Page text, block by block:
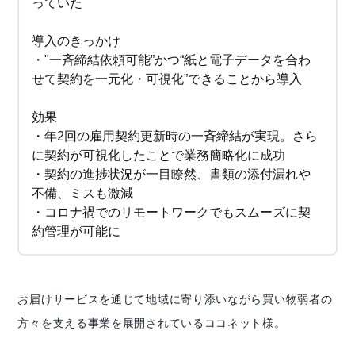
導入のきっかけ
・"一斉締結依頼可能”かつ“紙と電子データを合わ
せて契約を一元化・可視化”できることから導入
効果
・年2回の雇用契約更新時の一斉締結が実現。さら
に契約が可視化したことで業務簡略化に成功
・契約の進捗状況が一目瞭然、書類の添付漏れや
不備、ミスも激減
・コロナ禍でのリモートワークでもスムーズに契
約管理が可能に
お届けサービスを通じて地域に寄り添いながら買い物弱者の
方々を支える事業を展開されているココネット様。